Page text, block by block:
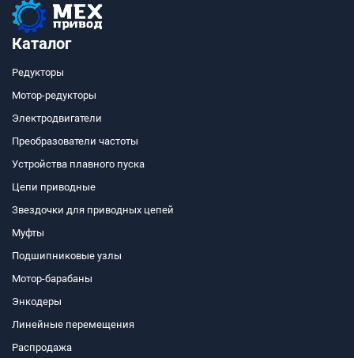
Каталог
Редукторы
Мотор-редукторы
Электродвигатели
Преобразователи частоты
Устройства плавного пуска
Цепи приводные
Звездочки для приводных цепей
Муфты
Подшипниковые узлы
Мотор-барабаны
Энкодеры
Линейные перемещения
Распродажа